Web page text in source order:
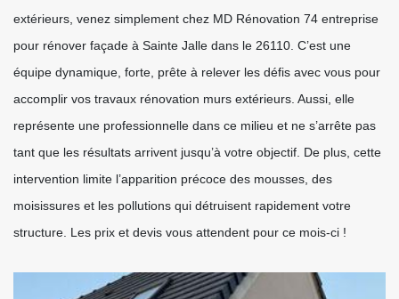
extérieurs, venez simplement chez MD Rénovation 74 entreprise
pour rénover façade à Sainte Jalle dans le 26110. C’est une
équipe dynamique, forte, prête à relever les défis avec vous pour
accomplir vos travaux rénovation murs extérieurs. Aussi, elle
représente une professionnelle dans ce milieu et ne s’arrête pas
tant que les résultats arrivent jusqu’à votre objectif. De plus, cette
intervention limite l’apparition précoce des mousses, des
moisissures et les pollutions qui détruisent rapidement votre
structure. Les prix et devis vous attendent pour ce mois-ci !